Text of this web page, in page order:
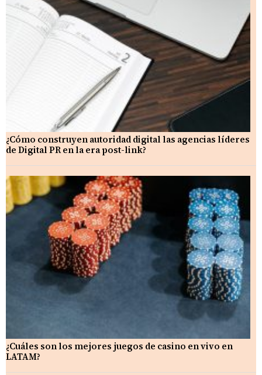
¿Cómo construyen autoridad digital las agencias líderes
de Digital PR en la era post-link?
¿Cuáles son los mejores juegos de casino en vivo en
LATAM?